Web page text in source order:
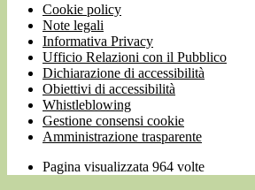
Cookie policy
Note legali
Informativa Privacy
Ufficio Relazioni con il Pubblico
Dichiarazione di accessibilità
Obiettivi di accessibilità
Whistleblowing
Gestione consensi cookie
Amministrazione trasparente
Pagina visualizzata 964 volte